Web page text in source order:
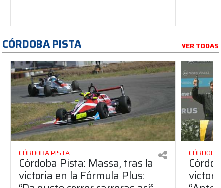
CÓRDOBA PISTA VER TODAS
CÓRDOBA PISTA
Córdoba Pista: Massa, tras la
victoria en la Fórmula Plus: